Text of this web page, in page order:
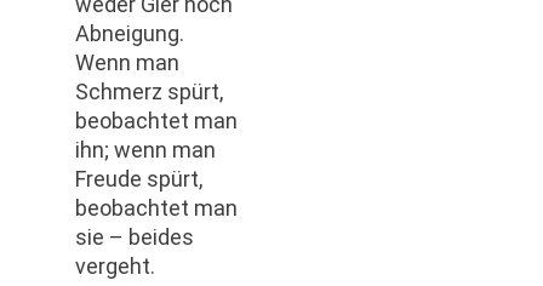
Abneigung.
Wenn man
Schmerz spürt,
beobachtet man
ihn; wenn man
Freude spürt,
beobachtet man
sie – beides
vergeht.